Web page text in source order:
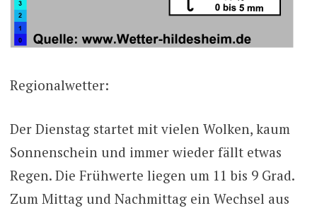
Regionalwetter:
Der Dienstag startet mit vielen Wolken, kaum
Sonnenschein und immer wieder fällt etwas
Regen. Die Frühwerte liegen um 11 bis 9 Grad.
Zum Mittag und Nachmittag ein Wechsel aus